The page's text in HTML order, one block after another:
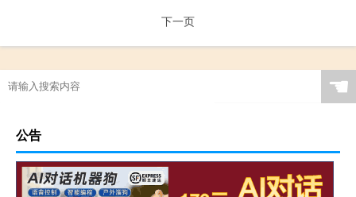
下一页
☚
公告